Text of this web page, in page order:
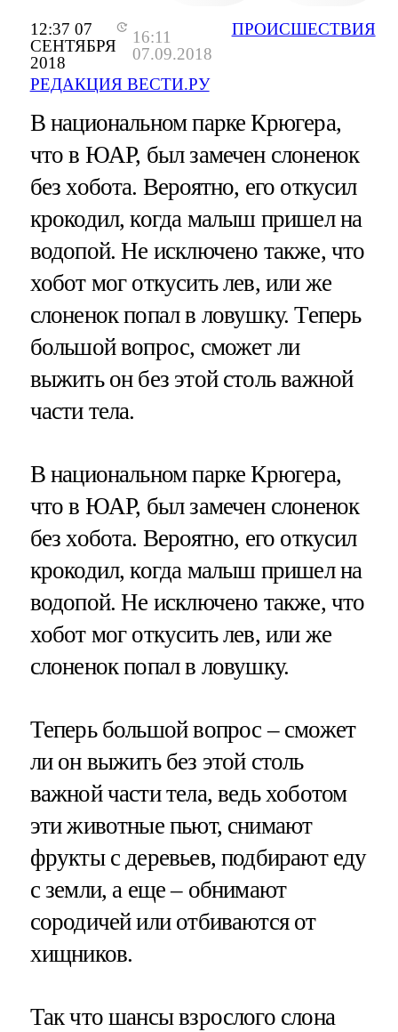
12:37 07
СЕНТЯБРЯ
2018
16:11
07.09.2018
РЕДАКЦИЯ ВЕСТИ.РУ
ПРОИСШЕСТВИЯ
В национальном парке Крюгера,
что в ЮАР, был замечен слоненок
без хобота. Вероятно, его откусил
крокодил, когда малыш пришел на
водопой. Не исключено также, что
хобот мог откусить лев, или же
слоненок попал в ловушку. Теперь
большой вопрос, сможет ли
выжить он без этой столь важной
части тела.
В национальном парке Крюгера,
что в ЮАР, был замечен слоненок
без хобота. Вероятно, его откусил
крокодил, когда малыш пришел на
водопой. Не исключено также, что
хобот мог откусить лев, или же
слоненок попал в ловушку.
Теперь большой вопрос – сможет
ли он выжить без этой столь
важной части тела, ведь хоботом
эти животные пьют, снимают
фрукты с деревьев, подбирают еду
с земли, а еще – обнимают
сородичей или отбиваются от
хищников.
Так что шансы взрослого слона